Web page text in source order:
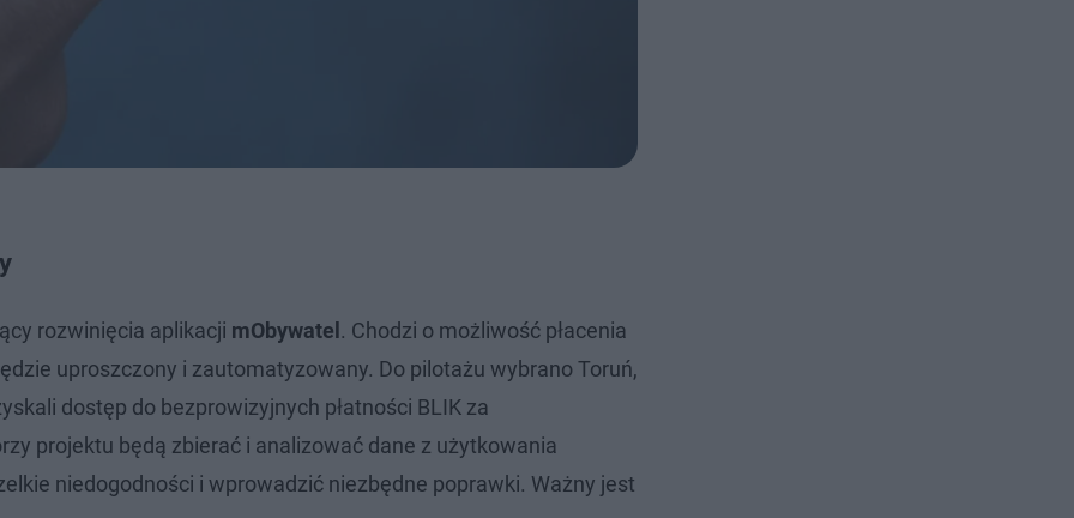
rozwinięcia aplikacji mObywatel . Chodzi o możliwość płacenia
uproszczony i zautomatyzowany. Do pilotażu wybrano Toruń,
dostęp do bezprowizyjnych płatności BLIK za
projektu będą zbierać i analizować dane z użytkowania
niedogodności i wprowadzić niezbędne poprawki. Ważny jest